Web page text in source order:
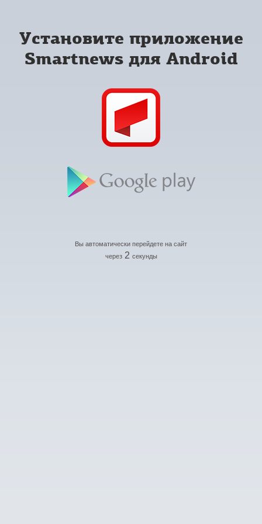
Установите приложение
Smartnews для Android
Вы автоматически перейдете на сайт
через 2 секунды